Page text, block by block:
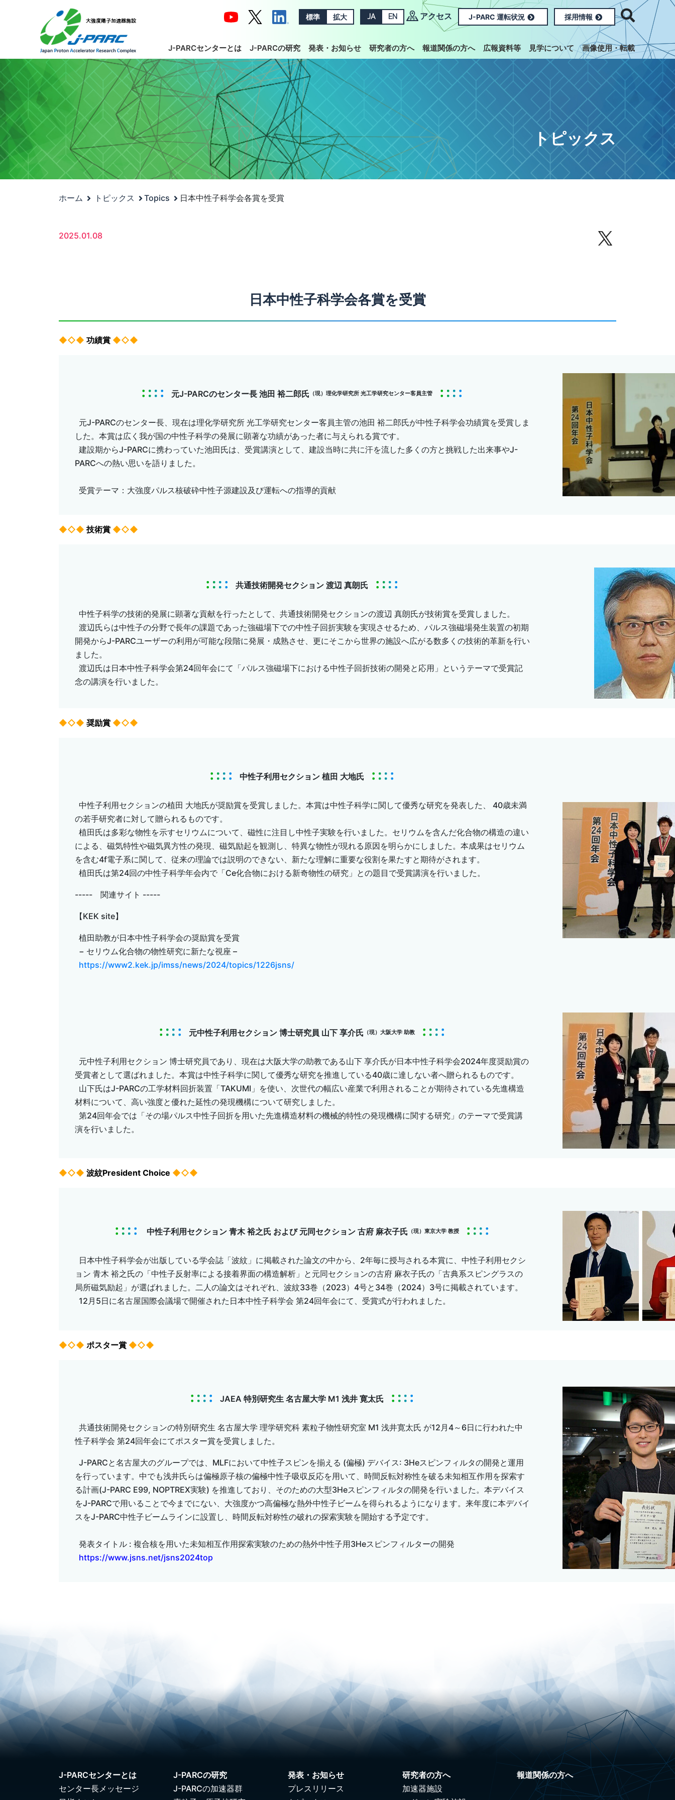
標準 拡大 JA EN アクセス J-PARC 運転状況 採用情報
J-PARCセンターとは J-PARCの研究 発表・お知らせ 研究者の方へ 報道関係の方へ 広報資料等 見学について 画像使用・転載
トピックス
ホーム トピックス Topics 日本中性子科学会各賞を受賞
2025.01.08
日本中性子科学会各賞を受賞
◆◇◆ 功績賞 ◆◇◆
元J-PARCのセンター長 池田 裕二郎氏 （現）理化学研究所 光工学研究センター客員主管
元J-PARCのセンター長、現在は理化学研究所 光工学研究センター客員主管の池田 裕二郎氏が中性子科学会功績賞を受賞しま
した。本賞は広く我が国の中性子科学の発展に顕著な功績があった者に与えられる賞です。
建設期からJ-PARCに携わっていた池田氏は、受賞講演として、建設当時に共に汗を流した多くの方と挑戦した出来事やJ-
PARCへの熱い思いを語りました。
受賞テーマ：⼤強度パルス核破砕中性⼦源建設及び運転への指導的貢献
◆◇◆ 技術賞 ◆◇◆
共通技術開発セクション 渡辺 真朗氏
中性子科学の技術的発展に顕著な貢献を行ったとして、共通技術開発セクションの渡辺 真朗氏が技術賞を受賞しました。
渡辺氏らは中性子の分野で長年の課題であった強磁場下での中性子回折実験を実現させるため、パルス強磁場発生装置の初期
開発からJ-PARCユーザーの利用が可能な段階に発展・成熟させ、更にそこから世界の施設へ広がる数多くの技術的革新を行い
ました。
渡辺氏は日本中性子科学会第24回年会にて「パルス強磁場下における中性子回折技術の開発と応用」というテーマで受賞記
念の講演を行いました。
◆◇◆ 奨励賞 ◆◇◆
中性子利用セクション 植田 大地氏
中性子利用セクションの植田 大地氏が奨励賞を受賞しました。本賞は中性子科学に関して優秀な研究を発表した、 40歳未満
の若手研究者に対して贈られるものです。
植田氏は多彩な物性を示すセリウムについて、磁性に注目し中性子実験を行いました。セリウムを含んだ化合物の構造の違い
による、磁気特性や磁気異方性の発現、磁気励起を観測し、特異な物性が現れる原因を明らかにしました。本成果はセリウム
を含む4f電子系に関して、従来の理論では説明のできない、新たな理解に重要な役割を果たすと期待がされます。
植田氏は第24回の中性子科学年会内で「Ce化合物における新奇物性の研究」との題目で受賞講演を行いました。
----- 関連サイト -----
【KEK site】
植田助教が日本中性子科学会の奨励賞を受賞
− セリウム化合物の物性研究に新たな視座 –
https://www2.kek.jp/imss/news/2024/topics/1226jsns/
元中性子利用セクション 博士研究員 山下 享介氏 （現）大阪大学 助教
元中性子利用セクション 博士研究員であり、現在は大阪大学の助教である山下 享介氏が日本中性子科学会2024年度奨励賞の
受賞者として選ばれました。本賞は中性子科学に関して優秀な研究を推進している40歳に達しない者へ贈られるものです。
山下氏はJ-PARCの工学材料回折装置「TAKUMI」を使い、次世代の幅広い産業で利用されることが期待されている先進構造
材料について、高い強度と優れた延性の発現機構について研究しました。
第24回年会では「その場パルス中性子回折を用いた先進構造材料の機械的特性の発現機構に関する研究」のテーマで受賞講
演を行いました。
◆◇◆ 波紋President Choice ◆◇◆
中性子利用セクション 青木 裕之氏 および 元同セクション 古府 麻衣子氏 （現）東京大学 教授
日本中性子科学会が出版している学会誌「波紋」に掲載された論文の中から、2年毎に授与される本賞に、中性子利用セクシ
ョン 青木 裕之氏の「中性子反射率による接着界面の構造解析」と元同セクションの古府 麻衣子氏の「古典系スピングラスの
局所磁気励起」が選ばれました。二人の論文はそれぞれ、波紋33巻（2023）4号と34巻（2024）3号に掲載されています。
12月5日に名古屋国際会議場で開催された日本中性子科学会 第24回年会にて、受賞式が行われました。
◆◇◆ ポスター賞 ◆◇◆
JAEA 特別研究生 名古屋大学 M1 浅井 寛太氏
共通技術開発セクションの特別研究生 名古屋大学 理学研究科 素粒子物性研究室 M1 浅井寛太氏 が12月4～6日に行われた中
性子科学会 第24回年会にてポスター賞を受賞しました。
J-PARCと名古屋大のグループでは、MLFにおいて中性子スピンを揃える (偏極) デバイス: 3Heスピンフィルタの開発と運用
を行っています。中でも浅井氏らは偏極原子核の偏極中性子吸収反応を用いて、時間反転対称性を破る未知相互作用を探索す
る計画(J-PARC E99, NOPTREX実験) を推進しており、そのための大型3Heスピンフィルタの開発を行いました。本デバイス
をJ-PARCで用いることで今までにない、大強度かつ高偏極な熱外中性子ビームを得られるようになります。来年度に本デバイ
スをJ-PARC中性子ビームラインに設置し、時間反転対称性の破れの探索実験を開始する予定です。
発表タイトル : 複合核を用いた未知相互作用探索実験のための熱外中性子用3Heスピンフィルターの開発
https://www.jsns.net/jsns2024top
J-PARCセンターとは
センター長メッセージ
J-PARCの研究
J-PARCの加速器群
発表・お知らせ
プレスリリース
研究者の方へ
加速器施設
報道関係の方へ